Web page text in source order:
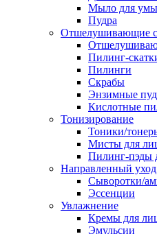
Мыло для
Пудра
Отшелушивающие
Пилинг-
Пилинги
Скрабы
Энзимные
Кислотные
Тонизирование
Тоники/
Мисты для
Пилинг-пэды
Направленный уход
Сыворотки/
Эссенции
Увлажнение
Кремы для
Эмульсии